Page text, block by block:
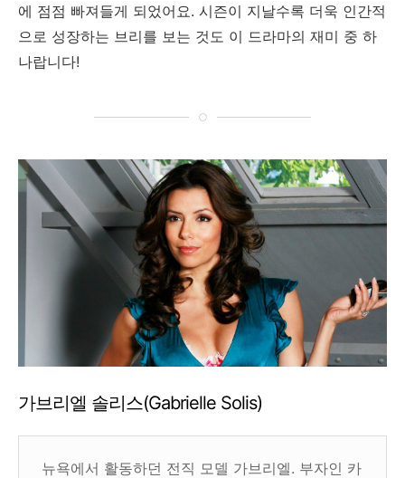
에 점점 빠져들게 되었어요. 시즌이 지날수록 더욱 인간적
으로 성장하는 브리를 보는 것도 이 드라마의 재미 중 하
나랍니다!
가브리엘 솔리스(Gabrielle Solis)
뉴욕에서 활동하던 전직 모델 가브리엘. 부자인 카